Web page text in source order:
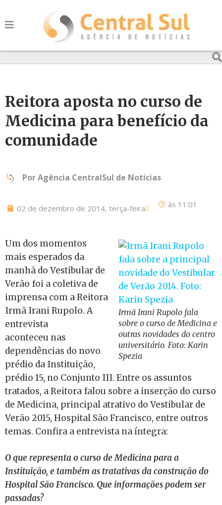
Reitora aposta no curso de
Medicina para benefício da
comunidade
PorAgência CentralSul de Notícias
02 de dezembro de 2014, terça-feira às 11:01
Irmã Irani Rupolo fala
sobre o curso de Medicina e
outras novidades do centro
universitário. Foto: Karin
Spezia
Um dos momentos
mais esperados da
manhã do Vestibular de
Verão foi a coletiva de
imprensa com a Reitora
Irmã Irani Rupolo. A
entrevista
aconteceu nas
dependências do novo
prédio da Instituição,
prédio 15, no Conjunto III. Entre os assuntos
tratados, a Reitora falou sobre a inserção do curso
de Medicina, principal atrativo do Vestibular de
Verão 2015, Hospital São Francisco, entre outros
temas. Confira a entrevista na íntegra:
O que representa o curso de Medicina para a
Instituição, e também as tratativas da construção do
Hospital São Francisco. Que informações podem ser
passadas?